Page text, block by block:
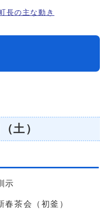
長の主な動き
土）
示
茶会（初釜）